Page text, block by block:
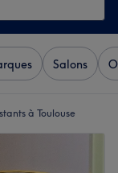
Salons
à Toulouse